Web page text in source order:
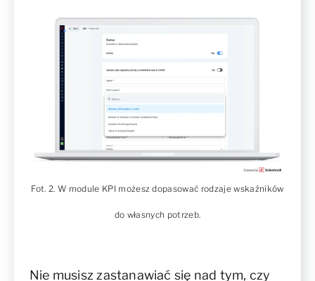
Fot. 2. W module KPI możesz dopasować rodzaje wskaźników
do własnych potrzeb.
Nie musisz zastanawiać się nad tym, czy